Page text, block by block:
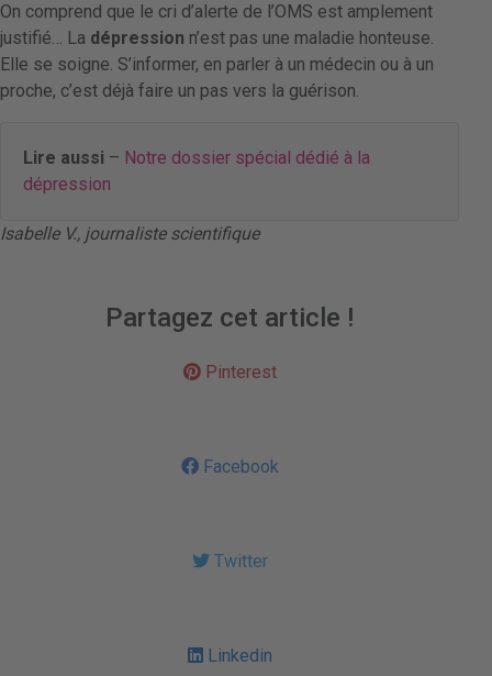
On comprend que le cri d’alerte de l’OMS est amplement
justifié… La dépression n’est pas une maladie honteuse.
Elle se soigne. S’informer, en parler à un médecin ou à un
proche, c’est déjà faire un pas vers la guérison.
Lire aussi – Notre dossier spécial dédié à la
dépression
Isabelle V., journaliste scientifique
Partagez cet article !
Pinterest
Facebook
Twitter
Linkedin